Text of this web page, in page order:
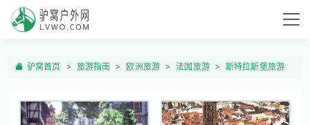
驴窝首页 旅游指南 欧洲旅游 法国旅游 斯特拉斯堡旅游